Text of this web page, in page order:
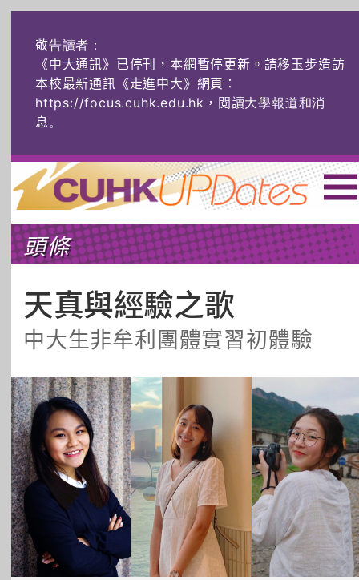
敬告讀者：
《中大通訊》已停刊，本網暫停更新。請移玉步造訪
本校最新通訊《走進中大》網頁：
https://focus.cuhk.edu.hk，閱讀大學報道和消
息。
主頁 | ENG | 简体 |
頭條 榜上友名 學術探奇
社創薈動 六物窺人
藝士匹靈 雅共賞 字裏科技
頭條
天真與經驗之歌
中大生非牟利團體實習初體驗